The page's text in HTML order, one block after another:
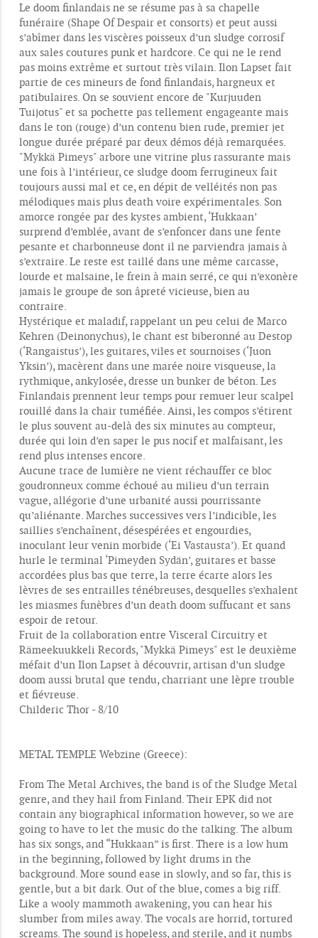
Le doom finlandais ne se résume pas à sa chapelle
funéraire (Shape Of Despair et consorts) et peut aussi
s’abîmer dans les viscères poisseux d’un sludge corrosif
aux sales coutures punk et hardcore. Ce qui ne le rend
pas moins extrême et surtout très vilain. Ilon Lapset fait
partie de ces mineurs de fond finlandais, hargneux et
patibulaires. On se souvient encore de "Kurjuuden
Tuijotus" et sa pochette pas tellement engageante mais
dans le ton (rouge) d’un contenu bien rude, premier jet
longue durée préparé par deux démos déjà remarquées.
"Mykkä Pimeys" arbore une vitrine plus rassurante mais
une fois à l’intérieur, ce sludge doom ferrugineux fait
toujours aussi mal et ce, en dépit de velléités non pas
mélodiques mais plus death voire expérimentales. Son
amorce rongée par des kystes ambient, ‘Hukkaan’
surprend d’emblée, avant de s’enfoncer dans une fente
pesante et charbonneuse dont il ne parviendra jamais à
s’extraire. Le reste est taillé dans une même carcasse,
lourde et malsaine, le frein à main serré, ce qui n’exonère
jamais le groupe de son âpreté vicieuse, bien au
contraire.
Hystérique et maladif, rappelant un peu celui de Marco
Kehren (Deinonychus), le chant est biberonné au Destop
(‘Rangaistus’), les guitares, viles et sournoises (‘Juon
Yksin’), macèrent dans une marée noire visqueuse, la
rythmique, ankylosée, dresse un bunker de béton. Les
Finlandais prennent leur temps pour remuer leur scalpel
rouillé dans la chair tuméfiée. Ainsi, les compos s’étirent
le plus souvent au-delà des six minutes au compteur,
durée qui loin d’en saper le pus nocif et malfaisant, les
rend plus intenses encore.
Aucune trace de lumière ne vient réchauffer ce bloc
goudronneux comme échoué au milieu d’un terrain
vague, allégorie d’une urbanité aussi pourrissante
qu’aliénante. Marches successives vers l’indicible, les
saillies s’enchaînent, désespérées et engourdies,
inoculant leur venin morbide (‘Ei Vastausta’). Et quand
hurle le terminal ‘Pimeyden Sydän’, guitares et basse
accordées plus bas que terre, la terre écarte alors les
lèvres de ses entrailles ténébreuses, desquelles s’exhalent
les miasmes funèbres d’un death doom suffucant et sans
espoir de retour.
Fruit de la collaboration entre Visceral Circuitry et
Rämeekuukkeli Records, "Mykkä Pimeys" est le deuxième
méfait d’un Ilon Lapset à découvrir, artisan d’un sludge
doom aussi brutal que tendu, charriant une lèpre trouble
et fiévreuse.
Childeric Thor - 8/10
METAL TEMPLE Webzine (Greece):
From The Metal Archives, the band is of the Sludge Metal
genre, and they hail from Finland. Their EPK did not
contain any biographical information however, so we are
going to have to let the music do the talking. The album
has six songs, and “Hukkaan” is first. There is a low hum
in the beginning, followed by light drums in the
background. More sound ease in slowly, and so far, this is
gentle, but a bit dark. Out of the blue, comes a big riff.
Like a wooly mammoth awakening, you can hear his
slumber from miles away. The vocals are horrid, tortured
screams. The sound is hopeless, and sterile, and it numbs